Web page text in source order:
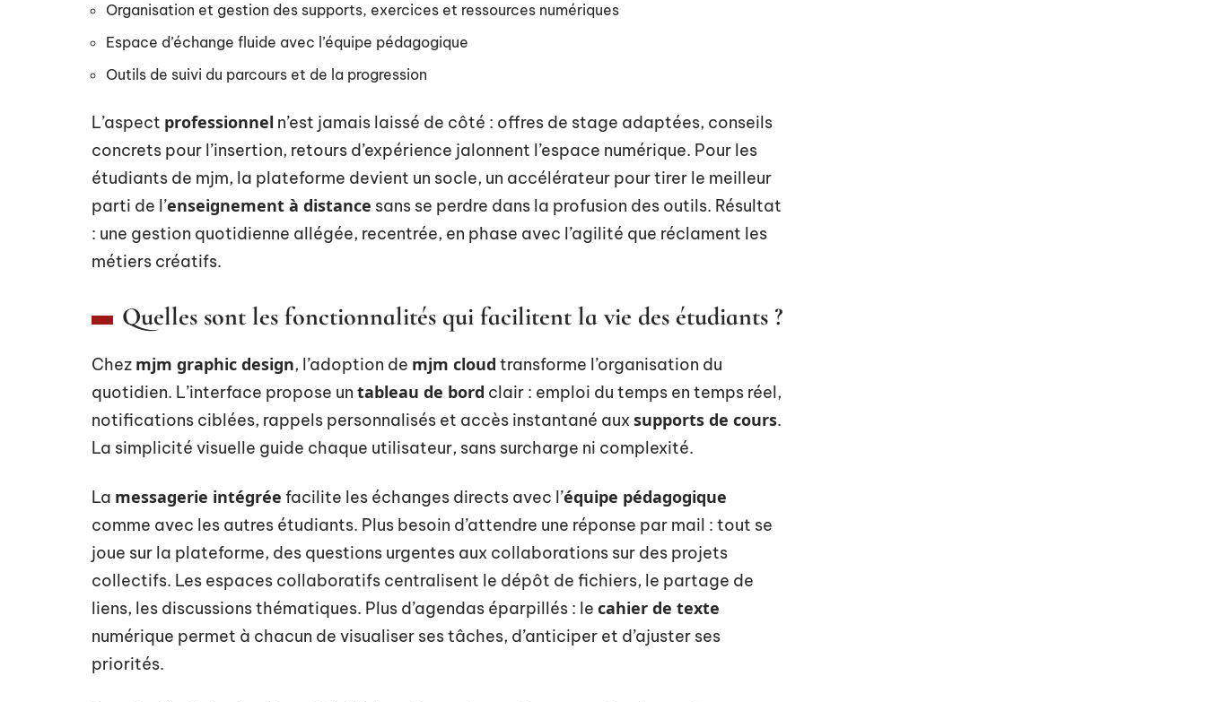
Organisation et gestion des supports, exercices et ressources numériques
Espace d’échange fluide avec l’équipe pédagogique
Outils de suivi du parcours et de la progression
L’aspect professionnel n’est jamais laissé de côté : offres de stage adaptées, conseils
concrets pour l’insertion, retours d’expérience jalonnent l’espace numérique. Pour les
étudiants de mjm, la plateforme devient un socle, un accélérateur pour tirer le meilleur
parti de l’enseignement à distance sans se perdre dans la profusion des outils. Résultat
: une gestion quotidienne allégée, recentrée, en phase avec l’agilité que réclament les
métiers créatifs.
Quelles sont les fonctionnalités qui facilitent la vie des étudiants ?
Chez mjm graphic design, l’adoption de mjm cloud transforme l’organisation du
quotidien. L’interface propose un tableau de bord clair : emploi du temps en temps réel,
notifications ciblées, rappels personnalisés et accès instantané aux supports de cours.
La simplicité visuelle guide chaque utilisateur, sans surcharge ni complexité.
La messagerie intégrée facilite les échanges directs avec l’équipe pédagogique
comme avec les autres étudiants. Plus besoin d’attendre une réponse par mail : tout se
joue sur la plateforme, des questions urgentes aux collaborations sur des projets
collectifs. Les espaces collaboratifs centralisent le dépôt de fichiers, le partage de
liens, les discussions thématiques. Plus d’agendas éparpillés : le cahier de texte
numérique permet à chacun de visualiser ses tâches, d’anticiper et d’ajuster ses
priorités.